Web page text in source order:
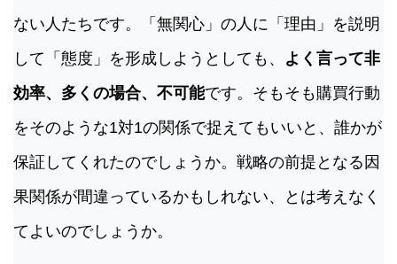
ない人たちです。「無関心」の人に「理由」を説明
して「態度」を形成しようとしても、 よく言って非
効率、多くの場合、不可能です。そもそも購買行動
をそのような1対1の関係で捉えてもいいと、誰かが
保証してくれたのでしょうか。戦略の前提となる因
果関係が間違っているかもしれない、とは考えなく
てよいのでしょうか。